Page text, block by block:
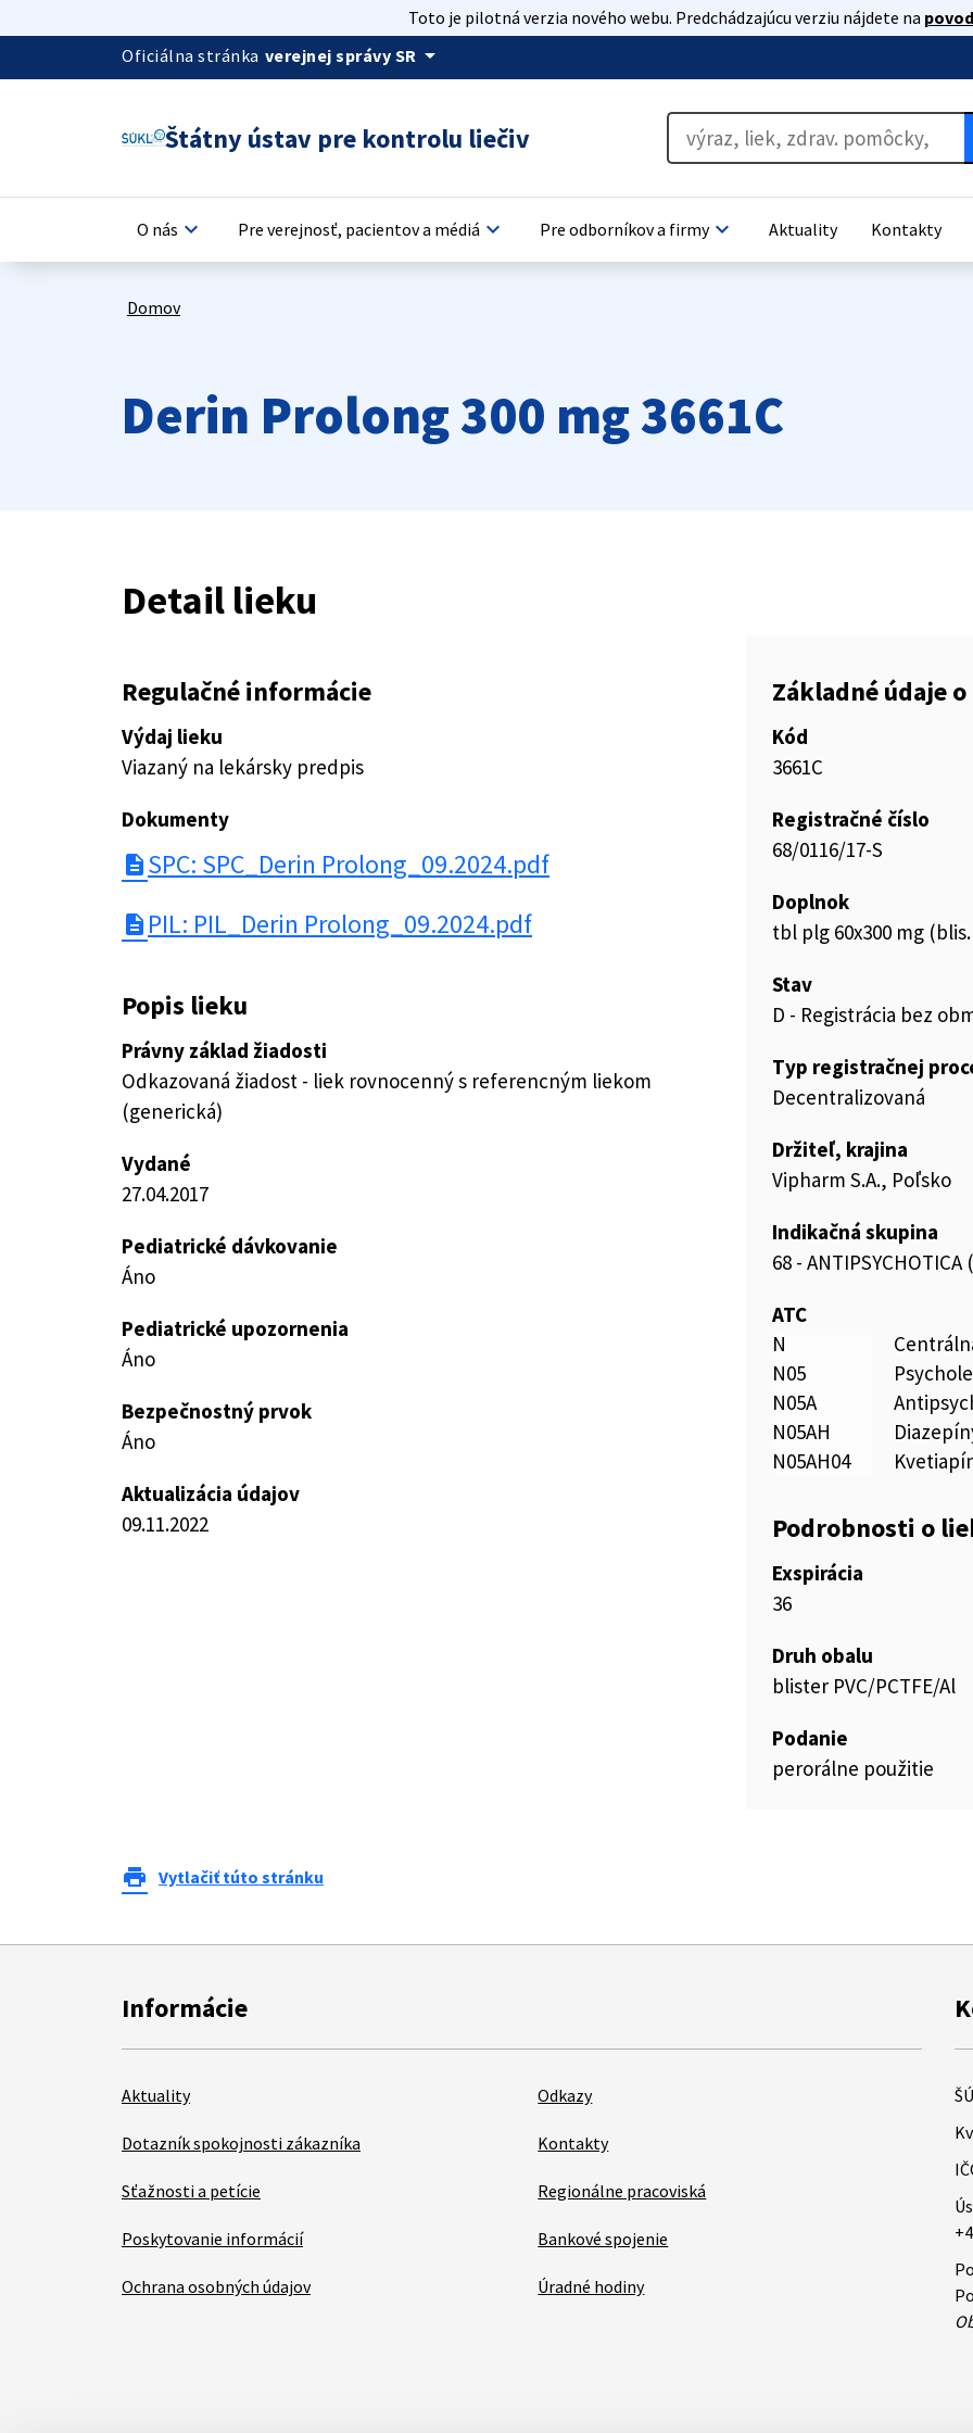
Toto je pilotná verzia nového webu. Predchádzajúcu verziu nájdete na
Oficiálna stránka verejnej správy SR arrow_drop_down
Štátny ústav pre kontrolu liečiv
O nás keyboard_arrow_down Pre verejnosť, pacientov a médiá keyboard_arrow_down Pre odborníkov a firmykeyboard_arrow_down Aktuality Kontakty
Domov
Derin Prolong 300 mg 3661C
Detail lieku
Regulačné informácie
Výdaj lieku
Viazaný na lekársky predpis
Dokumenty
description SPC: SPC_Derin Prolong_09.2024.pdf
description PIL: PIL_Derin Prolong_09.2024.pdf
Popis lieku
Právny základ žiadosti
Odkazovaná žiadost - liek rovnocenný s referencným liekom
(generická)
Vydané
27.04.2017
Pediatrické dávkovanie
Áno
Pediatrické upozornenia
Áno
Bezpečnostný prvok
Áno
Aktualizácia údajov
09.11.2022
Základné údaje
Kód
3661C
Registračné číslo
68/0116/17-S
Doplnok
tbl plg 60x300 mg
Stav
D - Registrácia bez
Typ registračnej
Decentralizovaná
Držiteľ, krajina
Vipharm S.A., Poľsko
Indikačná skupina
68 - ANTIPSYCHOTICA
ATC
N
N05
N05A
N05AH
N05AH04
Podrobnosti o
Exspirácia
36
Druh obalu
blister PVC/PCTFE/Al
Podanie
perorálne použitie
print Vytlačiť túto stránku
Informácie
Aktuality
Dotazník spokojnosti zákazníka
Sťažnosti a petície
Poskytovanie informácií
Ochrana osobných údajov
Odkazy
Kontakty
Regionálne pracoviská
Bankové spojenie
Úradné hodiny